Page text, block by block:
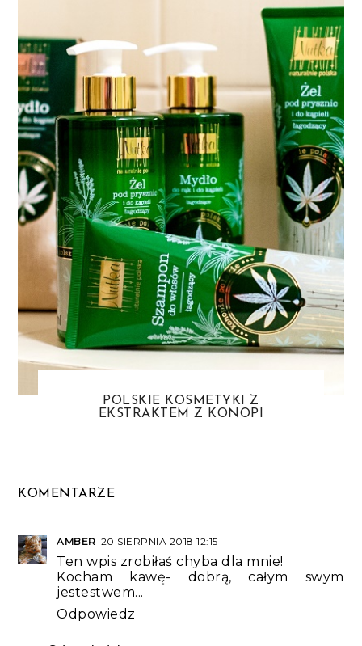
POLSKIE KOSMETYKI Z
EKSTRAKTEM Z KONOPI
KOMENTARZE
AMBER 20 SIERPNIA 2018 12:15
Ten wpis zrobiłaś chyba dla mnie!
Kocham kawę- dobrą, całym swym
jestestwem...
Odpowiedz